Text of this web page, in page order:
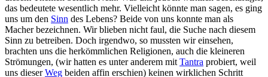
das bedeutete wesentlich mehr. Vielleicht könnte man sagen, es ging
uns um den Sinn des Lebens? Beide von uns konnte man als
Macher bezeichnen. Wir blieben nicht faul, die Suche nach diesem
Sinn zu betreiben. Doch irgendwo, so mussten wir einsehen,
brachten uns die herkömmlichen Religionen, auch die kleineren
Strömungen, (wir hatten es unter anderem mit Tantra probiert, weil
uns dieserWeg beiden affin erschien) keinen wirklichen Schritt